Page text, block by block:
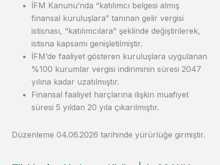
İFM Kanunu’nda “katılımcı belgesi almış
finansal kuruluşlara” tanınan gelir vergisi
istisnası, “katılımcılara” şeklinde değiştirilerek,
istisna kapsamı genişletilmiştir.
İFM’de faaliyet gösteren kuruluşlara uygulanan
%100 kurumlar vergisi indiriminin süresi 2047
yılına kadar uzatılmıştır.
Finansal faaliyet harçlarına ilişkin muafiyet
süresi 5 yıldan 20 yıla çıkarılmıştır.
Düzenleme 04.06.2026 tarihinde yürürlüğe girmiştir.